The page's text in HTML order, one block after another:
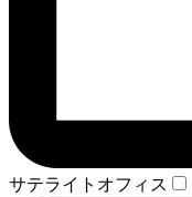
サテライトオフィス